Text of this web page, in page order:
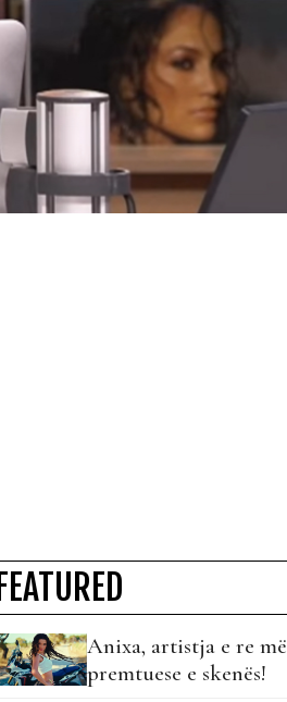
FEATURED
Anixa, artistja e re më
premtuese e skenës!